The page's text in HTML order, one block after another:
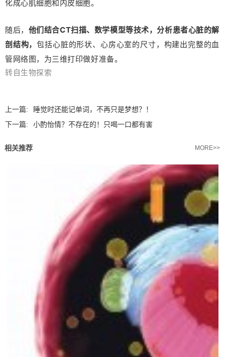
化成心肌细胞和内皮细胞。
随后， 他们结合CT扫描、数学模型等技术，分析患者心脏的解
剖结构，包括心脏的形状、心房心室的尺寸，构建出完整的血
管网络图，为三维打印做好准备。
转自生物探索
上一篇:
睡觉时还能记单词，不再只是梦想？！
下一篇:
小酌怡情？不存在的！只喝一口都有害
相关推荐 MORE>>